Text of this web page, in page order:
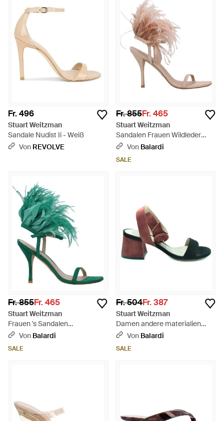
Fr. 496
Stuart Weitzman
Sandale Nudist Ii - Weiß
Von REVOLVE
Fr. 855Fr. 465
Stuart Weitzman
Sandalen Frauen Wildleder
rosa/rosa Pulver - Pink
Von Balardi
SALE
Fr. 855Fr. 465
Stuart Weitzman
Frauen 's Sandalen
Wildledergrün/Smaragd
Von Balardi
SALE
Fr. 504Fr. 387
Stuart Weitzman
Damen andere materialien
sandalen - Weiß
Von Balardi
SALE